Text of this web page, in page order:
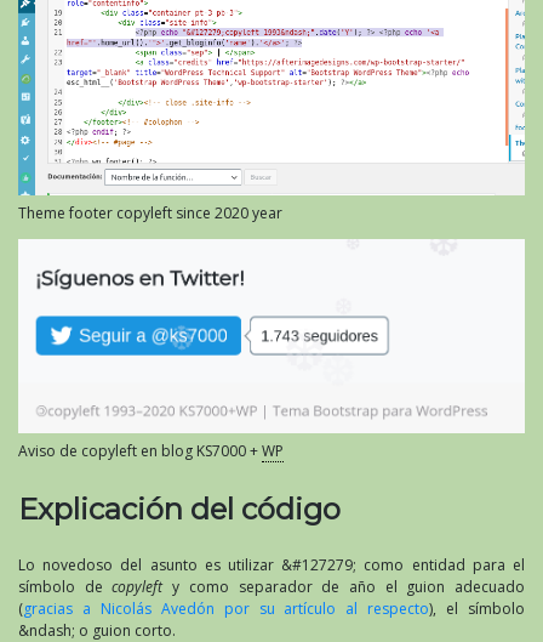
Theme footer copyleft since 2020 year
Aviso de copyleft en blog KS7000 +WP
Explicación del código
Lo novedoso del asunto es utilizar &#127279; como entidad para el
símbolo decopylefty como separador de año el guion adecuado
(gracias a Nicolás Avedón por su artículo al respecto), el símbolo
&ndash; o guion corto.